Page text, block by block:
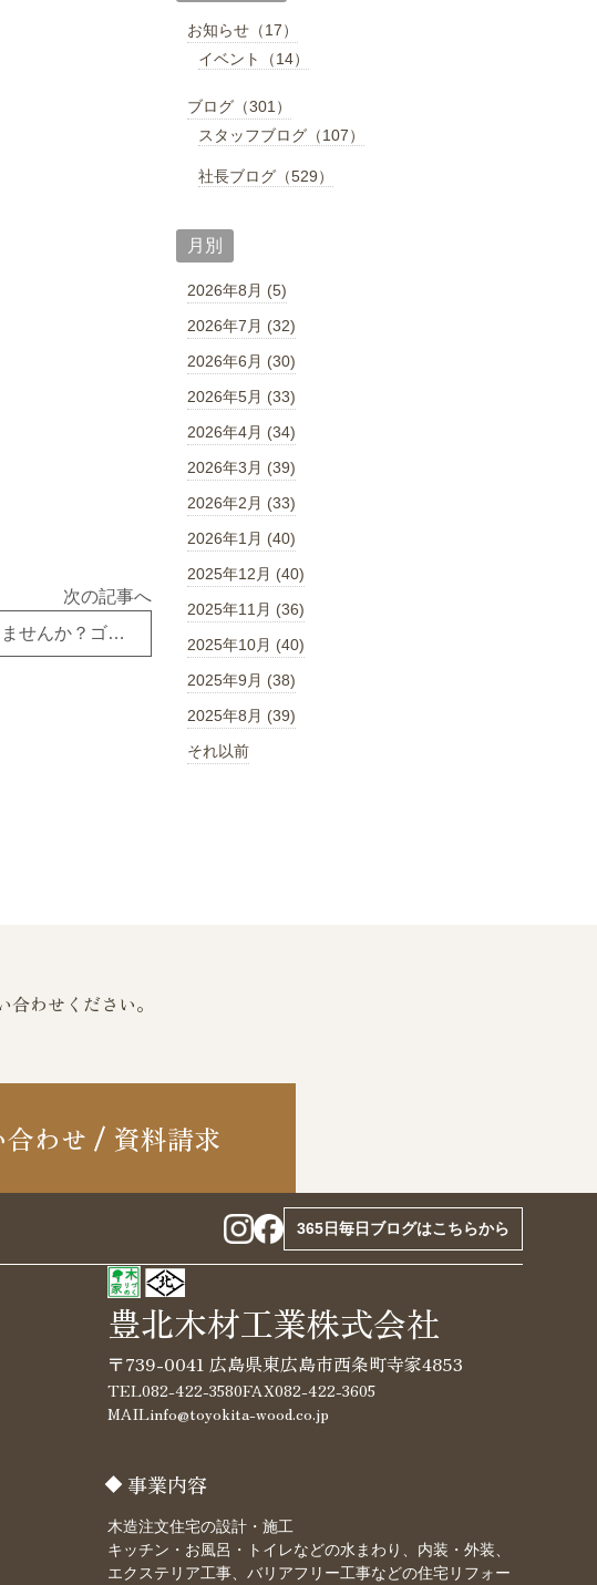
次の記事へ
ゴミ置き場を考えた家づくりをしませんか？ゴミを減らす方法！｜東広島市西条町 注文住宅 リフォーム
お知らせ（17）
イベント（14）
ブログ（301）
スタッフブログ（107）
社長ブログ（529）
月別
2026年8月 (5)
2026年7月 (32)
2026年6月 (30)
2026年5月 (33)
2026年4月 (34)
2026年3月 (39)
2026年2月 (33)
2026年1月 (40)
2025年12月 (40)
2025年11月 (36)
2025年10月 (40)
2025年9月 (38)
2025年8月 (39)
それ以前
合わせください。
わせ 資料請求
365日毎日ブログはこちらから
豊北木材工業株式会社
〒739-0041 広島県東広島市西条町寺家4853
TEL082-422-3580FAX082-422-3605
MAILinfo@toyokita-wood.co.jp
事業内容
木造注文住宅の設計・施工
キッチン・お風呂・トイレなどの水まわり、内装・外装、
エクステリア工事、バリアフリー工事などの住宅リフォー